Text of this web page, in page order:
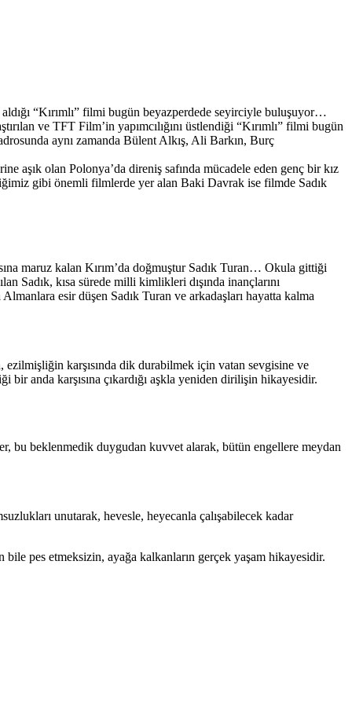
“Kırımlı” filmi bugün beyazperdede seyirciyle buluşuyor…
ve TFT Film’in yapımcılığını üstlendiği “Kırımlı” filmi bugün
aynı zamanda Bülent Alkış, Ali Barkın, Burç
aşık olan Polonya’da direniş safında mücadele eden genç bir kız
gibi önemli filmlerde yer alan Baki Davrak ise filmde Sadık
maruz kalan Kırım’da doğmuştur Sadık Turan… Okula gittiği
Sadık, kısa sürede milli kimlikleri dışında inançlarını
Almanlara esir düşen Sadık Turan ve arkadaşları hayatta kalma
karşısında dik durabilmek için vatan sevgisine ve
anda karşısına çıkardığı aşkla yeniden dirilişin hikayesidir.
bu beklenmedik duygudan kuvvet alarak, bütün engellere meydan
unutarak, hevesle, heyecanla çalışabilecek kadar
pes etmeksizin, ayağa kalkanların gerçek yaşam hikayesidir.